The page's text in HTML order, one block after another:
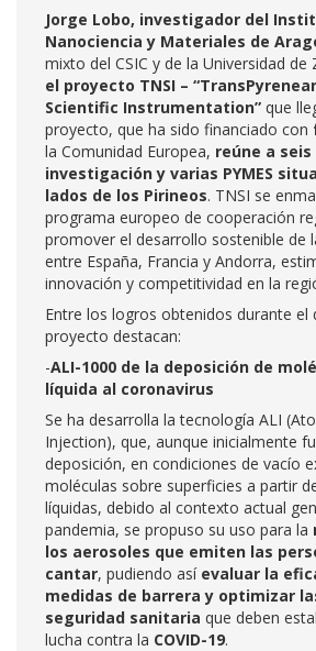
Jorge Lobo, investigador del
Nanociencia y Materiales de
mixto del CSIC y de la Universidad de
el proyecto TNSI –
Scientific Instrumentation” que
proyecto, que ha sido financiado con
la Comunidad Europea, reúne a
investigación y varias PYMES
lados de los Pirineos. TNSI se
programa europeo de cooperación
promover el desarrollo sostenible de
entre España, Francia y Andorra,
innovación y competitividad en la
Entre los logros obtenidos durante el
proyecto destacan:
-ALI-1000 de la deposición de
líquida al coronavirus
Se ha desarrolla la tecnología ALI
Injection), que, aunque inicialmente
deposición, en condiciones de vacío
moléculas sobre superficies a partir
líquidas, debido al contexto actual
pandemia, se propuso su uso para la
los aerosoles que emiten las
cantar, pudiendo así evaluar la
medidas de barrera y optimizar
seguridad sanitaria que deben
lucha contra la COVID-19.